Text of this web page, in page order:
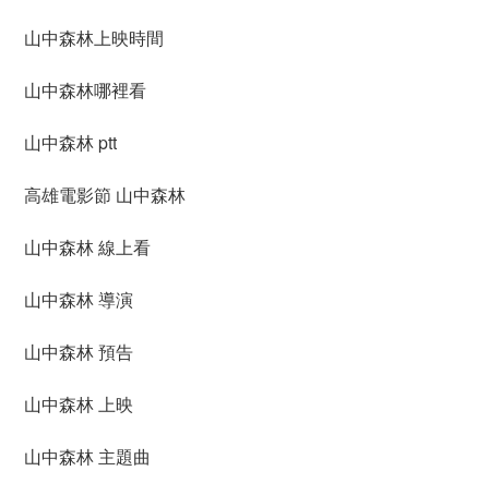
山中森林上映時間
山中森林哪裡看
山中森林 ptt
高雄電影節 山中森林
山中森林 線上看
山中森林 導演
山中森林 預告
山中森林 上映
山中森林 主題曲